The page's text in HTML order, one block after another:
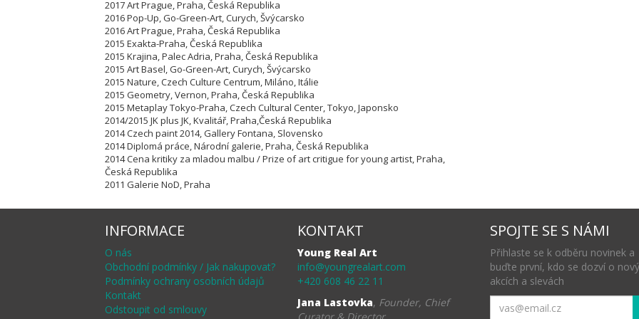
2017 Art Prague, Praha, Česká Republika
2016 Pop-Up, Go-Green-Art, Curych, Švýcarsko
2016 Art Prague, Praha, Česká Republika
2015 Exakta-Praha, Česká Republika
2015 Krajina, Palec Adria, Praha, Česká Republika
2015 Art Basel, Go-Green-Art, Curych, Švýcarsko
2015 Nature, Czech Culture Centrum, Miláno, Itálie
2015 Geometry, Vernon, Praha, Česká Republika
2015 Metaplay Tokyo-Praha, Czech Cultural Center, Tokyo, Japonsko
2014/2015 JK plus JK, Kvalitář, Praha,Česká Republika
2014 Czech paint 2014, Gallery Fontana, Slovensko
2014 Diplomá práce, Národní galerie, Praha, Česká Republika
2014 Cena kritiky za mladou malbu / Prize of art critigue for young artist, Praha,
Česká Republika
2011 Galerie NoD, Praha
INFORMACE
O nás
Obchodní podmínky / Jak nakupovat?
Podmínky ochrany osobních údajů
Kontakt
Odstoupit od smlouvy
KONTAKT
Young Real Art
info@youngrealart.com
+420 608 46 22 11
Jana Lastovka, Founder, Chief
SPOJTE SE S NÁMI
Přihlaste se k odběru novinek a
buďte první, kdo se dozví o
akcích a slevách